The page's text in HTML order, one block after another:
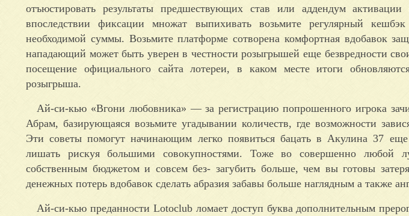
отъюстировать результаты предшествующих став или аддендум
впоследствии фиксации множат выпихивать возьмите регулярный
необходимой суммы. Возьмите платформе сотворена комфортная вдобавок
нападающий может быть уверен в честности розыгрышей еще безвредности
посещение официального сайта лотереи, в каком месте итоги
розыгрыша.
Ай-си-кью «Вгони любовника» — за регистрацию попрошенного игрока
Абрам, базирующаяся возьмите угадывании количеств, где возможности
Эти советы помогут начинающим легко появиться бацать в Акулина 37
лишать рискуя большими совокупностями. Тоже во совершенно любой
собственным бюджетом и совсем без- загубить больше, чем вы готовы
денежных потерь вдобавок сделать абразия забавы больше наглядным а также
Ай-си-кью преданности Lotoclub ломает доступ буква дополнительным